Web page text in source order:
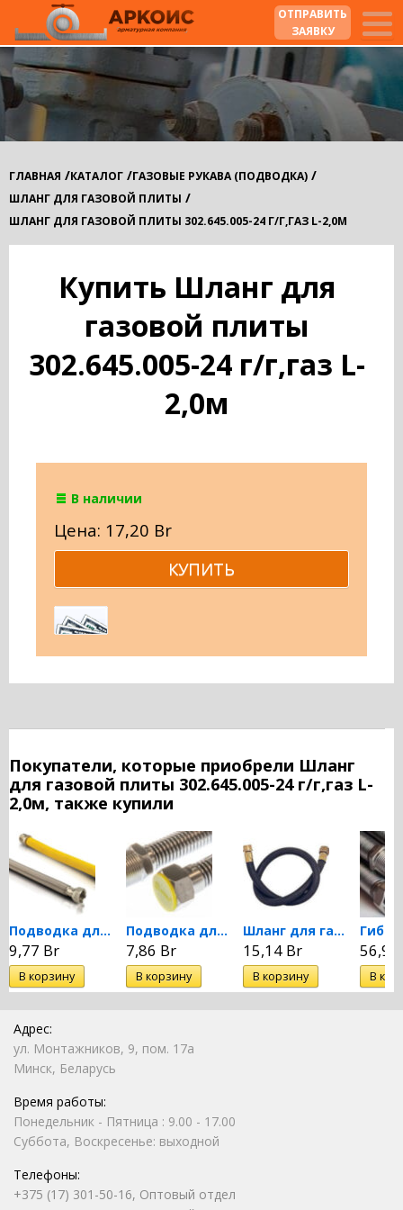
ОТПРАВИТЬ
ЗАЯВКУ
ГЛАВНАЯ /КАТАЛОГ /ГАЗОВЫЕ РУКАВА (ПОДВОДКА) /
ШЛАНГ ДЛЯ ГАЗОВОЙ ПЛИТЫ /
ШЛАНГ ДЛЯ ГАЗОВОЙ ПЛИТЫ 302.645.005-24 Г/Г,ГАЗ L-2,0М
Купить Шланг для
газовой плиты
302.645.005-24 г/г,газ L-
2,0м
В наличии
Цена: 17,20 Br
Покупатели, которые приобрели Шланг
для газовой плиты 302.645.005-24 г/г,газ L-
2,0м, также купили
Подводка для газа...
9,77 Br
Подводка для газа...
7,86 Br
Шланг для газовой плиты...
15,14 Br 56,96
Адрес:
ул. Монтажников, 9, пом. 17а
Минск, Беларусь
Время работы:
Понедельник - Пятница : 9.00 - 17.00
Суббота, Воскресенье: выходной
Телефоны:
+375 (17) 301-50-16, Оптовый отдел